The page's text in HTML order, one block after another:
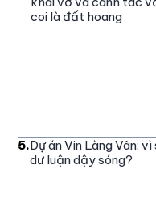
coi là đất hoang
5.Dự án Vin Làng Vân: vì
dư luận dậy sóng?